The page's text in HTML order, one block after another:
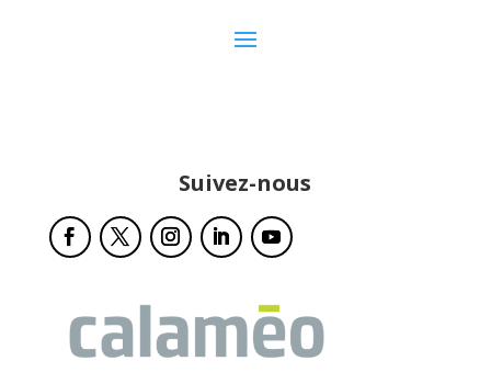
Suivez-nous